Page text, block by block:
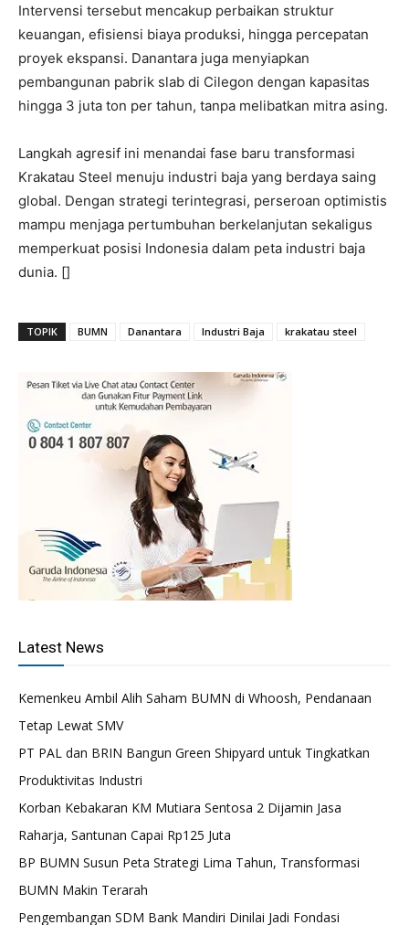
Intervensi tersebut mencakup perbaikan struktur
keuangan, efisiensi biaya produksi, hingga percepatan
proyek ekspansi. Danantara juga menyiapkan
pembangunan pabrik slab di Cilegon dengan kapasitas
hingga 3 juta ton per tahun, tanpa melibatkan mitra asing.
Langkah agresif ini menandai fase baru transformasi
Krakatau Steel menuju industri baja yang berdaya saing
global. Dengan strategi terintegrasi, perseroan optimistis
mampu menjaga pertumbuhan berkelanjutan sekaligus
memperkuat posisi Indonesia dalam peta industri baja
dunia. []
TOPIK BUMN Danantara Industri Baja krakatau steel
Latest News
Kemenkeu Ambil Alih Saham BUMN di Whoosh, Pendanaan
Tetap Lewat SMV
PT PAL dan BRIN Bangun Green Shipyard untuk Tingkatkan
Produktivitas Industri
Korban Kebakaran KM Mutiara Sentosa 2 Dijamin Jasa
Raharja, Santunan Capai Rp125 Juta
BP BUMN Susun Peta Strategi Lima Tahun, Transformasi
BUMN Makin Terarah
Pengembangan SDM Bank Mandiri Dinilai Jadi Fondasi